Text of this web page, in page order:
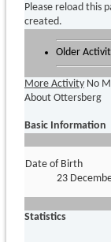
Please reload this
created.
Older
More Activity No
About Ottersberg
Basic Information
Date of Birth
23
Statistics